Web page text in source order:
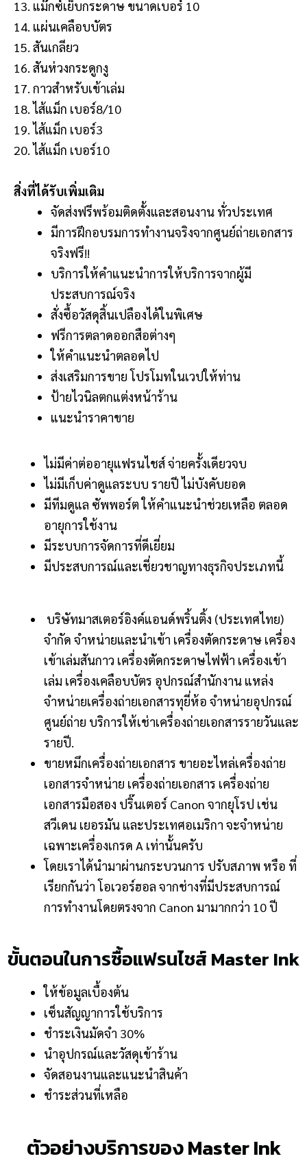
13. แม๊กซ์เย็บกระดาษ ขนาดเบอร์ 10
14. แผ่นเคลือบบัตร
15. สันเกลียว
16. สันห่วงกระดูกงู
17. กาวสำหรับเข้าเล่ม
18. ไส้แม็ก เบอร์8/10
19. ไส้แม็ก เบอร์3
20. ไส้แม็ก เบอร์10
สิ่งที่ได้รับเพิ่มเติม
จัดส่งฟรีพร้อมติดตั้งและสอนงาน ทั่วประเทศ
มีการฝึกอบรมการทำงานจริงจากศูนย์ถ่ายเอกสาร
จริงฟรี!!
บริการให้คำแนะนำการให้บริการจากผู้มี
ประสบการณ์จริง
สั่งซื้อวัสดุสิ้นเปลืองได้ในพิเศษ
ฟรีการตลาดออกสือต่างๆ
ให้คำแนะนำตลอดไป
ส่งเสริมการขาย โปรโมทในเวปให้ท่าน
ป้ายไวนิลตกแต่งหน้าร้าน
แนะนำราคาขาย
ไม่มีค่าต่ออายุแฟรนไชส์ จ่ายครั้งเดียวจบ
ไม่มีเก็บค่าดูแลระบบ รายปี ไม่บังคับยอด
มีทีมดูแล ซัพพอร์ต ให้คำแนะนำช่วยเหลือ ตลอด
อายุการใช้งาน
มีระบบการจัดการที่ดีเยี่ยม
มีประสบการณ์และเชี่ยวชาญทางธุรกิจประเภทนี้
บริษัทมาสเตอร์อิงค์แอนด์พริ้นติ้ง (ประเทศไทย)
จำกัด จำหน่ายและนำเข้า เครื่องตัดกระดาษ เครื่อง
เข้าเล่มสันกาว เครื่องตัดกระดาษไฟฟ้า เครื่องเข้า
เล่ม เครื่องเคลือบบัตร อุปกรณ์สำนักงาน แหล่ง
จำหน่ายเครื่องถ่ายเอกสารทุยี่ห้อ จำหน่ายอุปกรณ์
ศูนย์ถ่าย บริการให้เช่าเครื่องถ่ายเอกสารรายวันและ
รายปี.
ขายหมึกเครื่องถ่ายเอกสาร ขายอะไหล่เครื่องถ่าย
เอกสารจำหน่าย เครื่องถ่ายเอกสาร เครื่องถ่าย
เอกสารมือสอง ปริ๊นเตอร์ Canon จากยุโรป เช่น
สวีเดน เยอรมัน และประเทศอเมริกา จะจำหน่าย
เฉพาะเครื่องเกรด A เท่านั้นครับ
โดยเราได้นำมาผ่านกระบวนการ ปรับสภาพ หรือ ที่
เรียกกันว่า โอเวอร์ฮอล จากช่างที่มีประสบการณ์
การทำงานโดยตรงจาก Canon มามากกว่า 10 ปี
ขั้นตอนในการซื้อแฟรนไชส์ Master Ink
ให้ข้อมูลเบื้องต้น
เซ็นสัญญาการใช้บริการ
ชำระเงินมัดจำ 30%
นำอุปกรณ์และวัสดุเข้าร้าน
จัดสอนงานและแนะนำสินค้า
ชำระส่วนที่เหลือ
ตัวอย่างบริการของ Master Ink